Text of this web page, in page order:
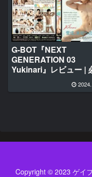
G-BOT『NEXT
GENERATION 03
Yukinari』レビュー |
Copyright © 2023 ゲイ